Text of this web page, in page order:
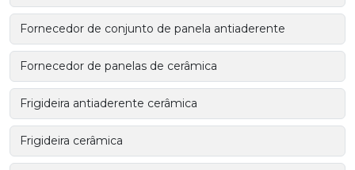
Fornecedor de conjunto de panela antiaderente
Fornecedor de panelas de cerâmica
Frigideira antiaderente cerâmica
Frigideira cerâmica